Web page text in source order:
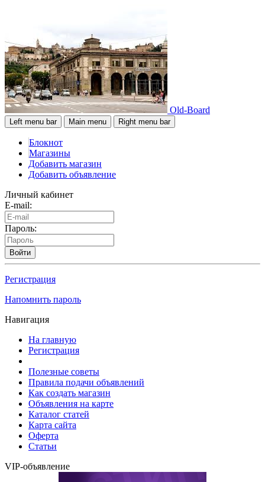
Old-Board
Left menu bar Main menu Right menu bar
Блокнот
Магазины
Добавить магазин
Добавить объявление
Личный кабинет
E-mail:
Пароль:
Войти
Регистрация
Напомнить пароль
Навигация
На главную
Регистрация
Полезные советы
Правила подачи объявлений
Как создать магазин
Объявления на карте
Каталог статей
Карта сайта
Оферта
Статьи
VIP-объявление